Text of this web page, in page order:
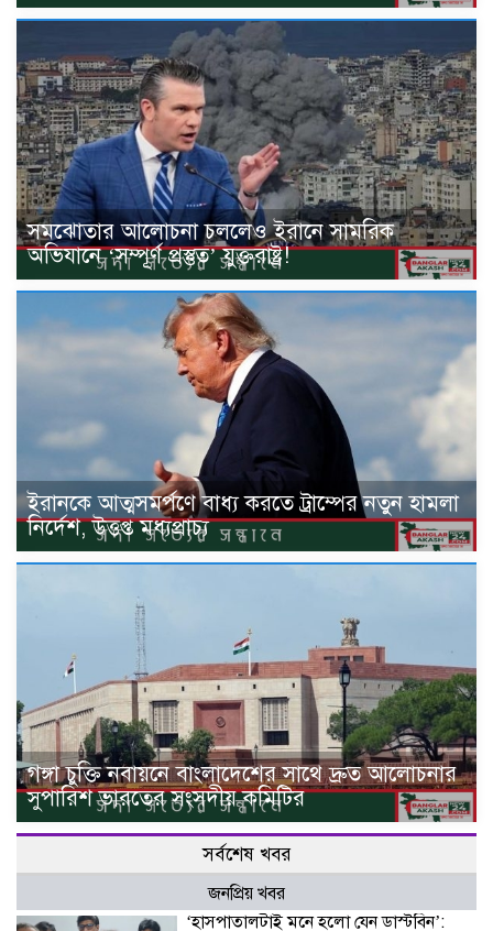
সমঝোতার আলোচনা চললেও ইরানে সামরিক
অভিযানে ‘সম্পূর্ণ প্রস্তুত’ যুক্তরাষ্ট্র!
ইরানকে আত্মসমর্পণে বাধ্য করতে ট্রাম্পের নতুন হামলা
নির্দেশ, উত্তপ্ত মধ্যপ্রাচ্য
গঙ্গা চুক্তি নবায়নে বাংলাদেশের সাথে দ্রুত আলোচনার
সুপারিশ ভারতের সংসদীয় কমিটির
সর্বশেষ খবর
জনপ্রিয় খবর
‘হাসপাতালটাই মনে হলো যেন ডাস্টবিন’: